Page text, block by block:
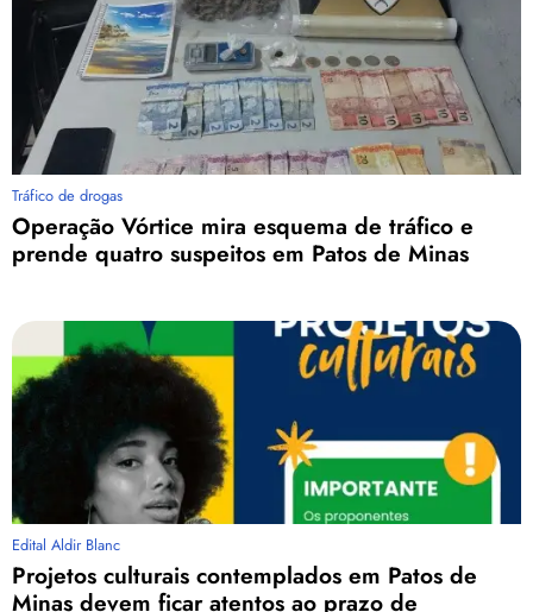
Tráfico de drogas
Operação Vórtice mira esquema de tráfico e
prende quatro suspeitos em Patos de Minas
Edital Aldir Blanc
Projetos culturais contemplados em Patos de
Minas devem ficar atentos ao prazo de